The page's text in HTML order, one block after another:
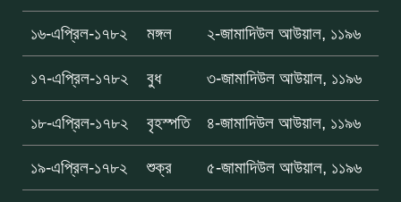
১৬-এপ্রিল-১৭৮২ মঙ্গল ২-জামাদিউল আউয়াল, ১১৯৬
১৭-এপ্রিল-১৭৮২ বুধ ৩-জামাদিউল আউয়াল, ১১৯৬
১৮-এপ্রিল-১৭৮২ বৃহস্পতি ৪-জামাদিউল আউয়াল, ১১৯৬
১৯-এপ্রিল-১৭৮২ শুক্র ৫-জামাদিউল আউয়াল, ১১৯৬